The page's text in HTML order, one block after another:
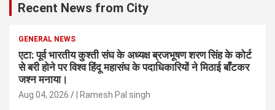
Recent News from City
GENERAL NEWS
एटा: पूर्व भारतीय कुश्ती संघ के अध्यक्ष ब्रजभूषण शरण सिंह के कोर्ट
से बरी होने पर विश्व हिंदू महासंघ के पदाधिकारियों ने मिठाई बाँटकर
जश्न मनाया।
Aug 04, 2026 | Ramesh Pal singh